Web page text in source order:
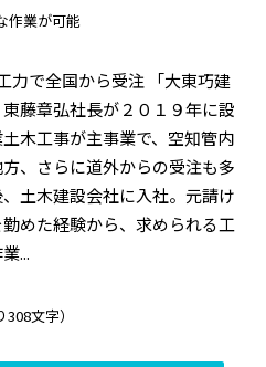
作業が可能
力で全国から受注 「大東巧建
藤章弘社長が２０１９年に設
木工事が主事業で、空知管内
、さらに道外からの受注も多
土木建設会社に入社。元請け
めた経験から、求められる工
...
308文字）